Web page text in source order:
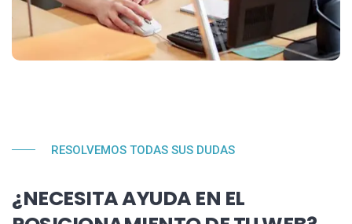
RESOLVEMOS TODAS SUS DUDAS
¿NECESITA AYUDA EN EL